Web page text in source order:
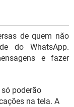
de quem não
do WhatsApp.
e fazer
poderão
na tela. A